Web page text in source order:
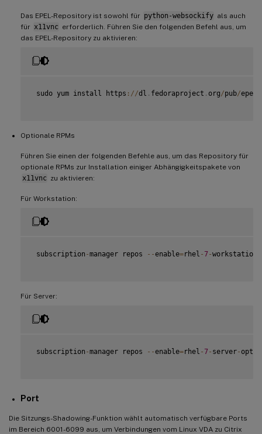
Das EPEL-Repository ist sowohl für python-websockify als auch
für x11vnc erforderlich. Führen Sie den folgenden Befehl aus, um
das EPEL-Repository zu aktivieren:
sudo yum install https : //dl . fedoraproject . org/pub/epel
Optionale RPMs
Führen Sie einen der folgenden Befehle aus, um das Repository für
optionale RPMs zur Installation einiger Abhängigkeitspakete von
x11vnc zu aktivieren:
Für Workstation:
subscription -manager repos --enable=rhel - 7-workstation
Für Server:
subscription -manager repos --enable=rhel - 7- server-
Port
Die Sitzungs-Shadowing-Funktion wählt automatisch verfügbare Ports
im Bereich 6001-6099 aus, um Verbindungen vom Linux VDA zu Citrix